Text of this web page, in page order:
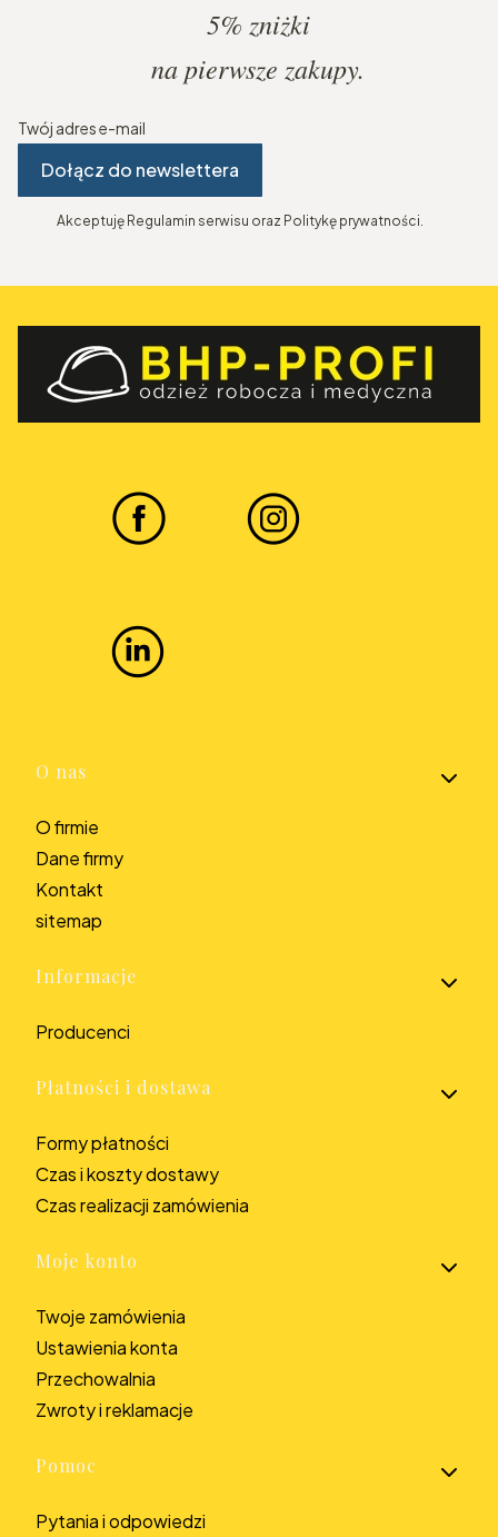
5% zniżki
na pierwsze zakupy.
Twój adres e-mail
Dołącz do newslettera
Akceptuję Regulamin serwisu oraz Politykę prywatności.
Linki w stopce
O nas
O firmie
Dane firmy
Kontakt
sitemap
Informacje
Producenci
Płatności i dostawa
Formy płatności
Czas i koszty dostawy
Czas realizacji zamówienia
Moje konto
Twoje zamówienia
Ustawienia konta
Przechowalnia
Zwroty i reklamacje
Pomoc
Pytania i odpowiedzi